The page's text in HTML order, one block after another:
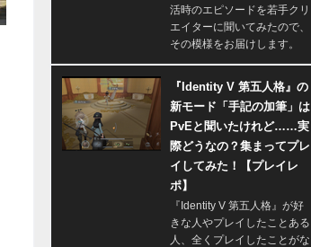
活時のエピソードを若手クリ
エイターに聞いてみたので、
その模様をお届けします。
『Identity V 第五人格』の
新モード「手記の加筆」は
PvEと聞いたけれど……実
際どうなの？集まってプレ
イしてみた！【プレイレ
ポ】
『Identity V 第五人格』が好
きな人やプレイしたことある
人、全くプレイしたことがな